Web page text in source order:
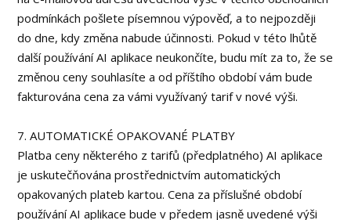
podmínkách pošlete písemnou výpověď, a to nejpozději
do dne, kdy změna nabude účinnosti. Pokud v této lhůtě
další používání AI aplikace neukončíte, budu mít za to, že se
změnou ceny souhlasíte a od příštího období vám bude
fakturována cena za vámi využívaný tarif v nové výši.
7. AUTOMATICKÉ OPAKOVANÉ PLATBY
Platba ceny některého z tarifů (předplatného) AI aplikace
je uskutečňována prostřednictvím automatických
opakovaných plateb kartou. Cena za příslušné období
používání AI aplikace bude v předem jasně uvedené výši